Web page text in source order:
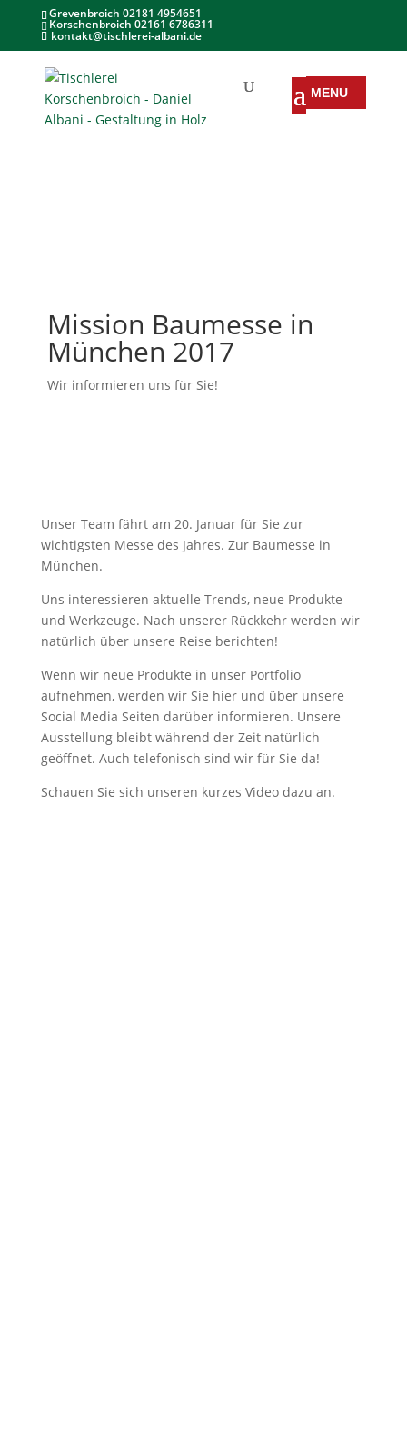
Grevenbroich 02181 4954651
Korschenbroich 02161 6786311
kontakt@tischlerei-albani.de
Mission Baumesse in
München 2017
Wir informieren uns für Sie!
Unser Team fährt am 20. Januar für Sie zur
wichtigsten Messe des Jahres. Zur Baumesse in
München.
Uns interessieren aktuelle Trends, neue Produkte
und Werkzeuge. Nach unserer Rückkehr werden wir
natürlich über unsere Reise berichten!
Wenn wir neue Produkte in unser Portfolio
aufnehmen, werden wir Sie hier und über unsere
Social Media Seiten darüber informieren. Unsere
Ausstellung bleibt während der Zeit natürlich
geöffnet. Auch telefonisch sind wir für Sie da!
Schauen Sie sich unseren kurzes Video dazu an.